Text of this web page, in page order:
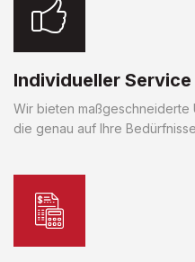
Individueller Service
Wir bieten maßgeschneiderte
die genau auf Ihre